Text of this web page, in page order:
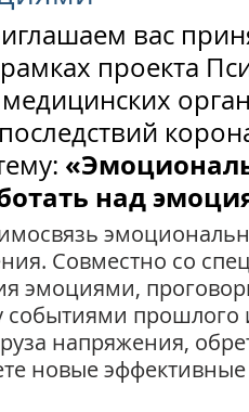
вас
проекта
над
Совместно со
эмоциями,
напряжения,
новые эффективные